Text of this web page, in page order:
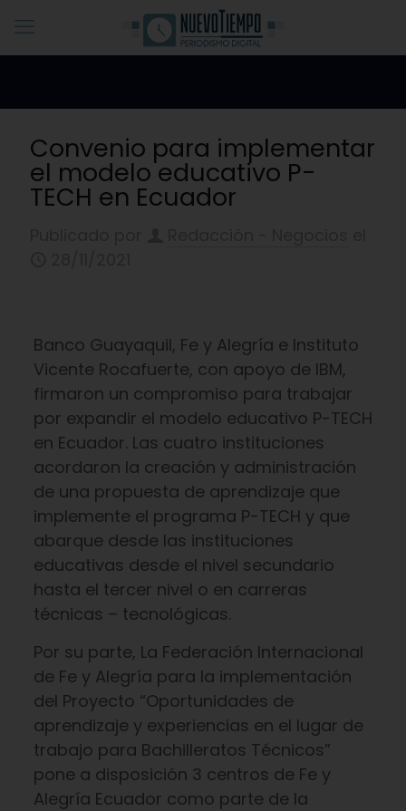
Convenio para implementar
el modelo educativo P-
TECH en Ecuador
Banco Guayaquil, Fe y Alegría e Instituto
Vicente Rocafuerte, con apoyo de IBM,
firmaron un compromiso para trabajar
por expandir el modelo educativo P-TECH
en Ecuador. Las cuatro instituciones
acordaron la creación y administración
de una propuesta de aprendizaje que
implemente el programa P-TECH y que
abarque desde las instituciones
educativas desde el nivel secundario
hasta el tercer nivel o en carreras
técnicas – tecnológicas.
Por su parte, La Federación Internacional
de Fe y Alegría para la implementación
del Proyecto “Oportunidades de
aprendizaje y experiencias en el lugar de
trabajo para Bachilleratos Técnicos”
pone a disposición 3 centros de Fe y
Alegría Ecuador como parte de la